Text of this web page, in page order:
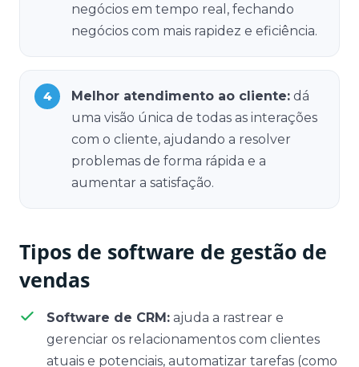
negócios em tempo real, fechando
negócios com mais rapidez e eficiência.
Melhor atendimento ao cliente: dá
uma visão única de todas as interações
com o cliente, ajudando a resolver
problemas de forma rápida e a
aumentar a satisfação.
Tipos de software de gestão de
vendas
Software de CRM: ajuda a rastrear e
gerenciar os relacionamentos com clientes
atuais e potenciais, automatizar tarefas (como